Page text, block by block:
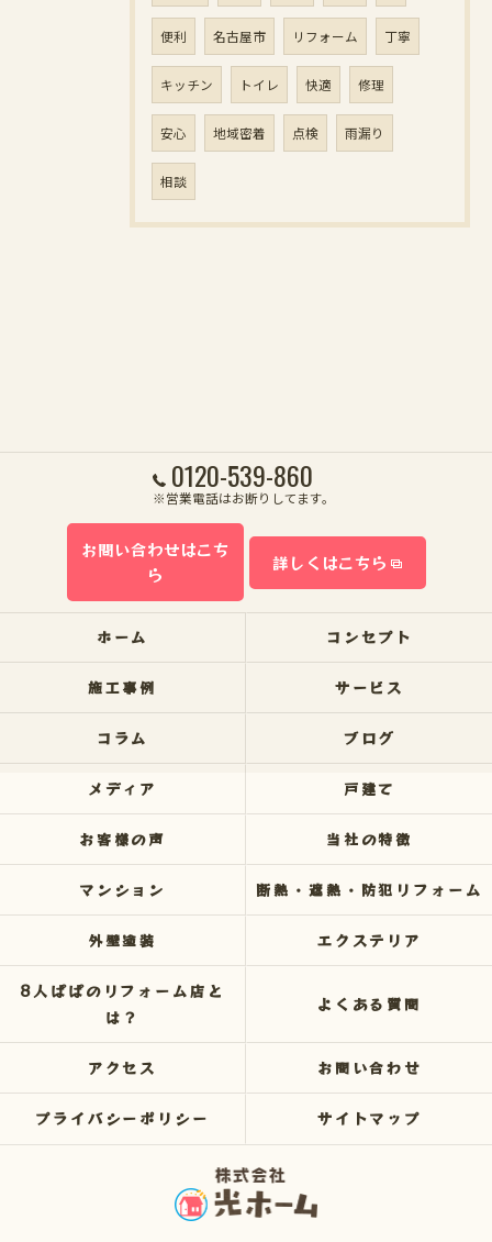
便利 名古屋市 リフォーム 丁寧
キッチン トイレ 快適 修理
安心 地域密着 点検 雨漏り
相談
0120-539-860
※営業電話はお断りしてます。
お問い合わせはこち
ら
詳しくはこちら
ホーム コンセプト
施工事例 サービス
コラム ブログ
メディア 戸建て
お客様の声 当社の特徴
マンション 断熱・遮熱・防犯リフォーム
外壁塗装 エクステリア
8人ぱぱのリフォーム店と
は？
よくある質問
アクセス お問い合わせ
プライバシーポリシー サイトマップ